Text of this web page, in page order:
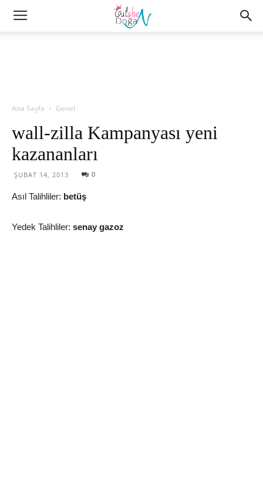
Ana Sayfa Genel
wall-zilla Kampanyası yeni
kazananları
ŞUBAT 14, 2013 0
Asıl Talihliler: betüş
Yedek Talihliler: senay gazoz